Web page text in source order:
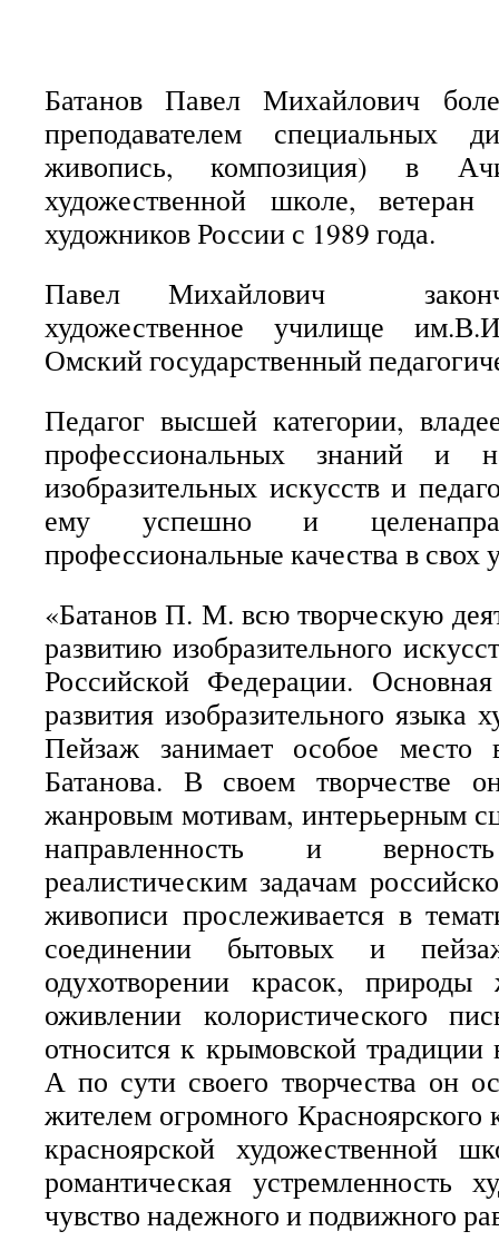
Батанов Павел Михайлович
преподавателем специальных
живопись, композиция) в
художественной школе,
художников России с 1989 года.
Павел Михайлович
художественное училище
Омский государственный
Педагог высшей категории,
профессиональных знаний и
изобразительных искусств и
ему успешно и
профессиональные качества в свох
«Батанов П. М. всю творческую
развитию изобразительного
Российской Федерации.
развития изобразительного
Пейзаж занимает особое место
Батанова. В своем творчестве
жанровым мотивам, интерьерным
направленность и
реалистическим задачам
живописи прослеживается в
соединении бытовых и
одухотворении красок, природы
оживлении колористического
относится к крымовской
А по сути своего творчества он
жителем огромного Красноярского
красноярской художественной
романтическая устремленность
чувство надежного и подвижного